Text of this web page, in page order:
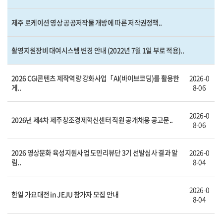
제주 로케이션 영상 공공저작물 개방에 따른 저작권정책..
촬영지원장비 대여시스템 변경 안내 (2022년 7월 1일 부로 적용)..
2026 CGI콘텐츠 제작역량 강화사업「AI(바이브코딩)를 활용한
게..
2026-0
8-06
2026년 제4차 제주창조경제혁신센터 직원 공개채용 공고문..
2026-0
8-06
2026 영상문화 육성지원사업 도민리뷰단 3기 선발심사 결과 알
림..
2026-0
8-04
한일 가요대전 in JEJU 참가자 모집 안내
2026-0
8-04